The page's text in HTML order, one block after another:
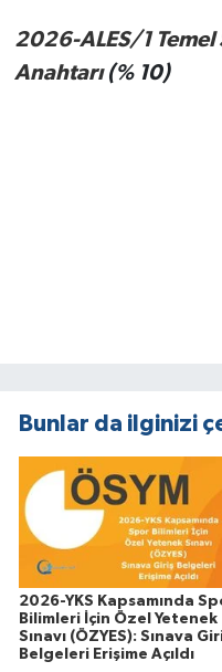
2026-ALES/1 Temel
Anahtarı (% 10)
Bunlar da ilginizi
2026-YKS Kapsamında
Bilimleri İçin Özel Yetenek
Sınavı (ÖZYES): Sınava
Belgeleri Erişime Açıldı